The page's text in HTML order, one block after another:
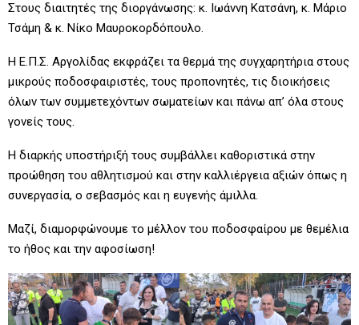
Στους διαιτητές της διοργάνωσης: κ. Ιωάννη Κατσάνη, κ. Μάριο
Τσάμη & κ. Νίκο Μαυροκορδόπουλο.
Η Ε.Π.Σ. Αργολίδας εκφράζει τα θερμά της συγχαρητήρια στους
μικρούς ποδοσφαιριστές, τους προπονητές, τις διοικήσεις
όλων των συμμετεχόντων σωματείων και πάνω απ’ όλα στους
γονείς τους.
Η διαρκής υποστήριξή τους συμβάλλει καθοριστικά στην
προώθηση του αθλητισμού και στην καλλιέργεια αξιών όπως η
συνεργασία, ο σεβασμός και η ευγενής άμιλλα.
Μαζί, διαμορφώνουμε το μέλλον του ποδοσφαίρου με θεμέλια
το ήθος και την αφοσίωση!